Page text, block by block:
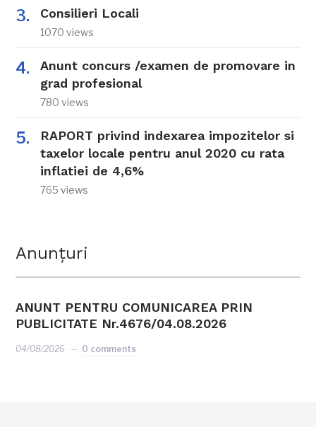
Consilieri Locali
1070 views
Anunt concurs /examen de promovare in
grad profesional
780 views
RAPORT privind indexarea impozitelor si
taxelor locale pentru anul 2020 cu rata
inflatiei de 4,6%
765 views
Anunțuri
ANUNT PENTRU COMUNICAREA PRIN
PUBLICITATE Nr.4676/04.08.2026
04/08/2026 0 comments